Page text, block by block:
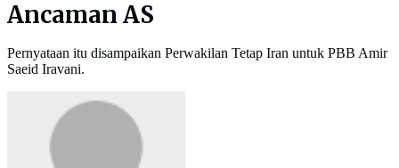
Ancaman AS
Pernyataan itu disampaikan Perwakilan Tetap Iran untuk PBB Amir
Saeid Iravani.